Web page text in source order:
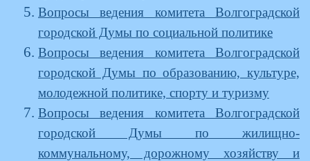
Вопросы ведения комитета Волгоградской
городской Думы по социальной политике
Вопросы ведения комитета Волгоградской
городской Думы по образованию, культуре,
молодежной политике, спорту и туризму
Вопросы ведения комитета Волгоградской
городской Думы по жилищно-
коммунальному, дорожному хозяйству и